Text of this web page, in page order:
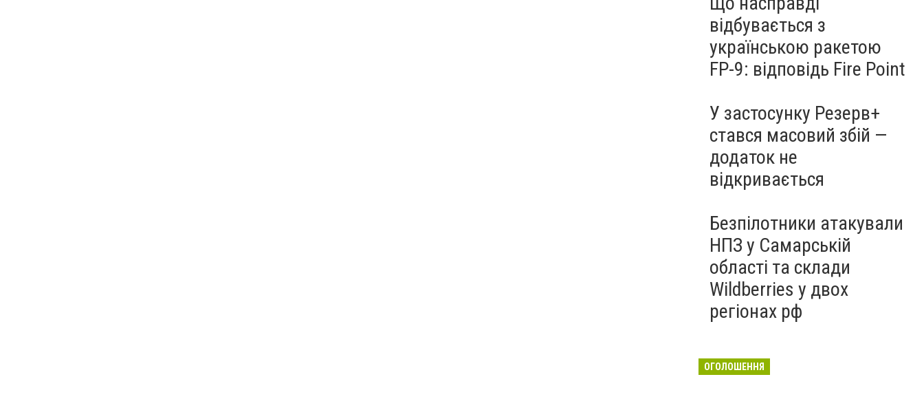
відбувається з
українською ракетою
FP-9: відповідь Fire Point
У застосунку Резерв+
стався масовий збій —
додаток не
відкривається
Безпілотники атакували
НПЗ у Самарській
області та склади
Wildberries у двох
регіонах рф
ОГОЛОШЕННЯ